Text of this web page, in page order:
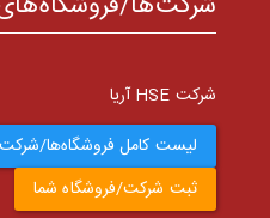
شرکت HSE آریا
لیست کامل فروشگاه‌ها/شرکت‌ها
ثبت شرکت/فروشگاه شما